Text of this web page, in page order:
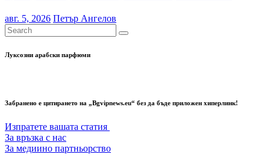
авг. 5, 2026 Петър Ангелов
Луксозни арабски парфюми
Забранено е цитирането на „Bgvipnews.eu“ без да бъде приложен хиперлинк!
Изпратете вашата статия
За връзка с нас
За медиино партньорство